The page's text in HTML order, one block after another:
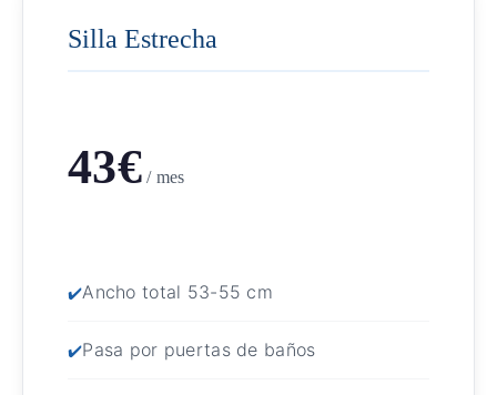
Silla Estrecha
43€/ mes
Ancho total 53-55 cm
Pasa por puertas de baños